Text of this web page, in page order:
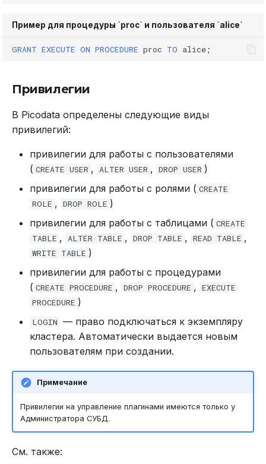
Пример для процедуры `proc` и пользователя `alice`
GRANT EXECUTE ON PROCEDURE proc TO alice;
Привилегии
В Picodata определены следующие виды
привилегий:
привилегии для работы с пользователями
( CREATE USER , ALTER USER , DROP USER )
привилегии для работы с ролями ( CREATE
ROLE , DROP ROLE )
привилегии для работы с таблицами ( CREATE
TABLE , ALTER TABLE , DROP TABLE , READ TABLE ,
WRITE TABLE )
привилегии для работы с процедурами
( CREATE PROCEDURE , DROP PROCEDURE , EXECUTE
PROCEDURE )
LOGIN — право подключаться к экземпляру
кластера. Автоматически выдается новым
пользователям при создании.
Примечание
Привилегии на управление плагинами имеются только у
Администратора СУБД.
См. также: